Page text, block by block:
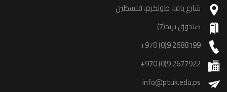
شارع يافا، طولكرم، فلسطين
صندوق بريد(7)
+970 (0)9 2688199
+970 (0)9 2677922
info@ptuk.edu.ps